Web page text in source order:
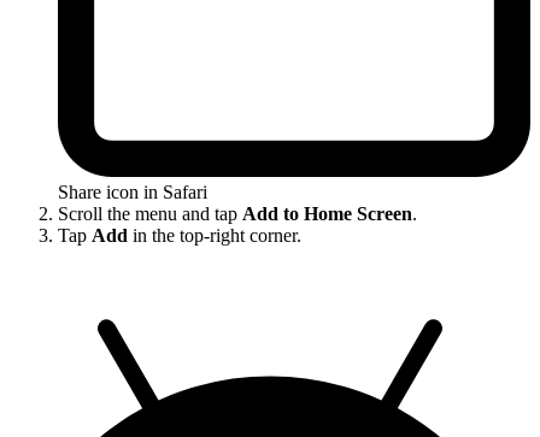
Share icon in Safari
Scroll the menu and tap Add to Home Screen.
Tap Add in the top-right corner.